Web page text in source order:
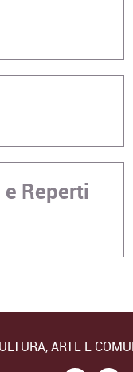
Reperti
ARTE E